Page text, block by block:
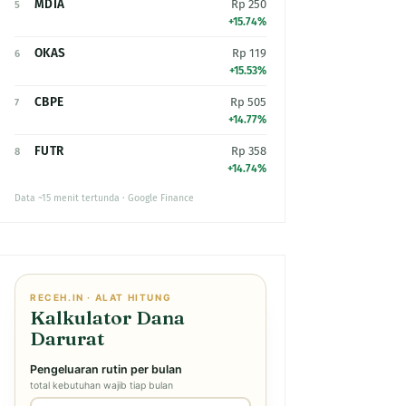
5 MDIA Rp 250
+15.74%
6 OKAS Rp 119
+15.53%
7 CBPE Rp 505
+14.77%
8 FUTR Rp 358
+14.74%
Data ~15 menit tertunda · Google Finance
RECEH.IN · ALAT HITUNG
Kalkulator Dana
Darurat
Pengeluaran rutin per bulan
total kebutuhan wajib tiap bulan